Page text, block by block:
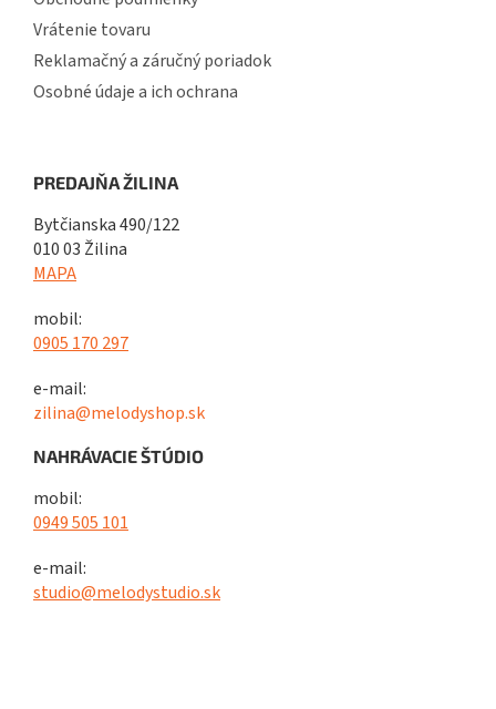
Vrátenie tovaru
Reklamačný a záručný poriadok
Osobné údaje a ich ochrana
PREDAJŇA ŽILINA
Bytčianska 490/122
010 03 Žilina
MAPA
mobil:
0905 170 297
e-mail:
zilina@melodyshop.sk
NAHRÁVACIE ŠTÚDIO
mobil:
0949 505 101
e-mail:
studio@melodystudio.sk